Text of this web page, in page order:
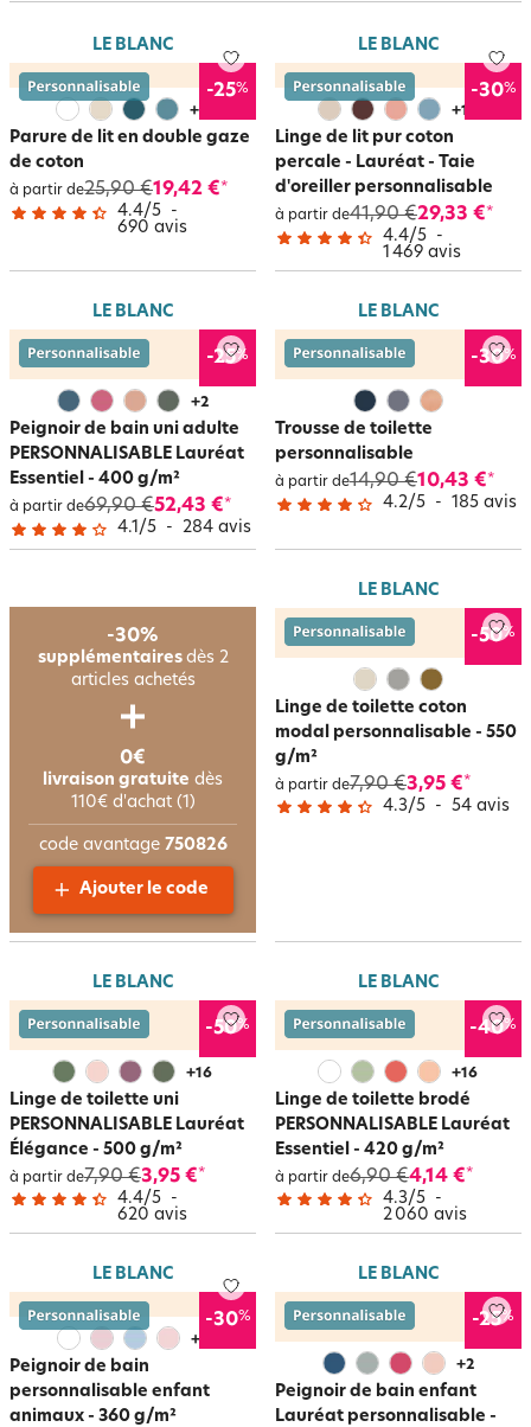
mains, serviettes de table et tablier personnalisés de la mention de votre
choix vous épateront également ! Et pour le reste de la maison, vous
pourrez vous lover dans un bon plaid personnalisable tout doux, dormir
sur les taies d’oreiller brodées de vos initiales. Petit secret entre nous : nos
articles personnalisables sont tous brodés dans nos ateliers des Hauts de
France. Il suffit désormais de faire votre choix pour (s’)offrir un cadeau
unique, original et à votre image !
Découvrez notre page dédiée aux
produits personnalisés.
LE BLANC
-25%
+
Parure de lit en double gaze
de coton
à partir de25,90 €19,42 €*
4.4/5 -
690 avis
LE BLANC
-30%
+16
Linge de lit pur coton
percale - Lauréat - Taie
d'oreiller personnalisable
à partir de41,90 €29,33 €*
4.4/5 -
1 469 avis
LE BLANC
-25%
+2
Peignoir de bain uni adulte
PERSONNALISABLE Lauréat
Essentiel - 400 g/m²
à partir de69,90 €52,43 €*
4.1/5 - 284 avis
LE BLANC
-30%
Trousse de toilette
personnalisable
à partir de14,90 €10,43 €*
4.2/5 - 185 avis
LE BLANC
-50%
Linge de toilette coton
modal personnalisable - 550
g/m²
à partir de7,90 €3,95 €*
4.3/5 - 54 avis
LE BLANC
-50%
+16
Linge de toilette uni
PERSONNALISABLE Lauréat
Élégance - 500 g/m²
à partir de7,90 €3,95 €*
4.4/5 -
620 avis
LE BLANC
-40%
+16
Linge de toilette brodé
PERSONNALISABLE Lauréat
Essentiel - 420 g/m²
à partir de6,90 €4,14 €*
4.3/5 -
2 060 avis
LE BLANC
-30%
+
Peignoir de bain
personnalisable enfant
animaux - 360 g/m²
LE BLANC
-25%
+2
Peignoir de bain enfant
Lauréat personnalisable -
-30%
supplémentaires dès 2
articles achetés
0€
livraison gratuite dès
110€ d'achat (1)
code avantage 750826
Ajouter le code